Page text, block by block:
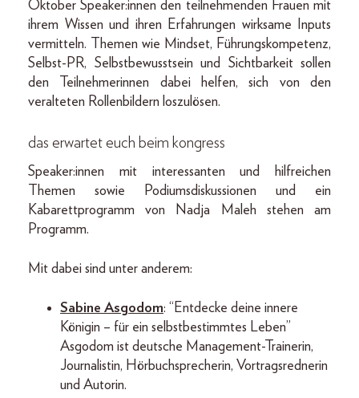
Oktober Speaker:innen den teilnehmenden Frauen mit
ihrem Wissen und ihren Erfahrungen wirksame Inputs
vermitteln. Themen wie Mindset, Führungskompetenz,
Selbst-PR, Selbstbewusstsein und Sichtbarkeit sollen
den Teilnehmerinnen dabei helfen, sich von den
veralteten Rollenbildern loszulösen.
das erwartet euch beim kongress
Speaker:innen mit interessanten und hilfreichen
Themen sowie Podiumsdiskussionen und ein
Kabarettprogramm von Nadja Maleh stehen am
Programm.
Mit dabei sind unter anderem:
Sabine Asgodom: “Entdecke deine innere
Königin – für ein selbstbestimmtes Leben”
Asgodom ist deutsche Management-Trainerin,
Journalistin, Hörbuchsprecherin, Vortragsrednerin
und Autorin.